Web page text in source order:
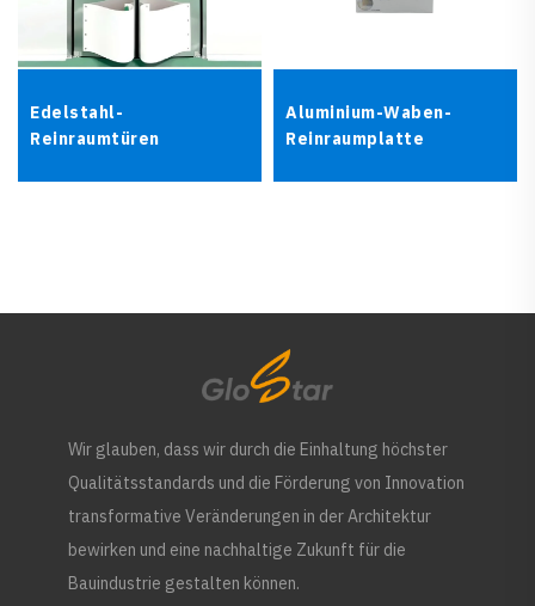
Edelstahl-
Reinraumtüren
Aluminium-Waben-
Reinraumplatte
Wir glauben, dass wir durch die Einhaltung höchster
Qualitätsstandards und die Förderung von Innovation
transformative Veränderungen in der Architektur
bewirken und eine nachhaltige Zukunft für die
Bauindustrie gestalten können.